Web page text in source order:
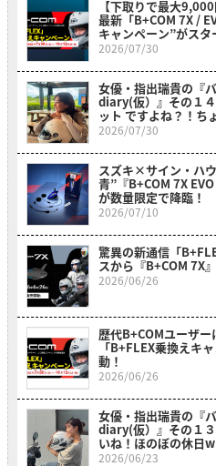
【下取りで最大
最新「B+COM 7X /
キャンペーン”がスタ
2026/07/30
女優・指出瑞貴の『
diary(仮）』その１
ット ですよね？！ち
よ！～
2026/07/30
スズキ×サイン・ハ
青”『B+COM 7X
が数量限定で降臨！
2026/07/10
驚異の新通信「
スから『B+COM 7X
2026/06/26
歴代B+COMユーザ
「B+FLEX乗換えキ
動！
2026/06/26
女優・指出瑞貴の『
diary(仮）』その１
いね！ほのぼの休日
2026/06/23